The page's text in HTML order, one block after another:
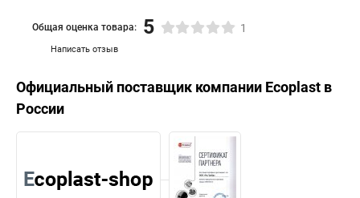
Написать отзыв
Общая оценка товара: 5 1
Официальный поставщик компании Ecoplast в
России